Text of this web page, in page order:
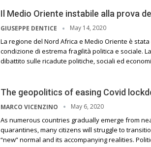
Il Medio Oriente instabile alla prova
GIUSEPPE DENTICE May 14, 2020
La regione del Nord Africa e Medio Oriente è
condizione di estrema fragilità politica e sociale.
dibattito sulle ricadute politiche, sociali ed
The geopolitics of easing Covid
MARCO VICENZINO May 6, 2020
As numerous countries gradually emerge from
quarantines, many citizens will struggle to
“new” normal and its accompanying realities.